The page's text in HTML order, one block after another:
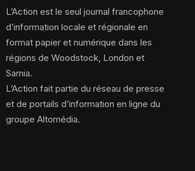
L’Action est le seul journal francophone
d’information locale et régionale en
format papier et numérique dans les
régions de Woodstock, London et
Sarnia.
L’Action fait partie du réseau de presse
et de portails d’information en ligne du
groupe Altomédia.